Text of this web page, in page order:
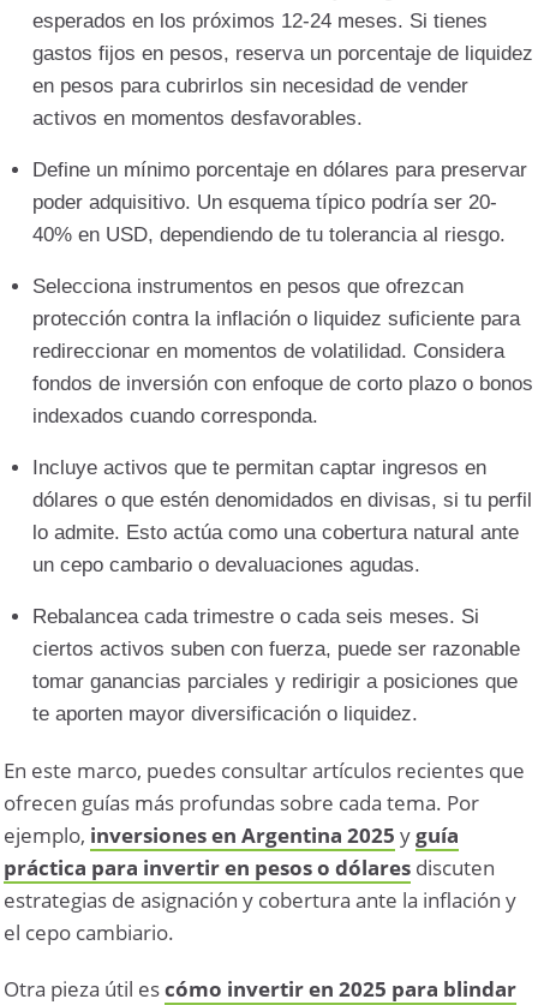
esperados en los próximos 12-24 meses. Si tienes
gastos fijos en pesos, reserva un porcentaje de liquidez
en pesos para cubrirlos sin necesidad de vender
activos en momentos desfavorables.
Define un mínimo porcentaje en dólares para preservar
poder adquisitivo. Un esquema típico podría ser 20-
40% en USD, dependiendo de tu tolerancia al riesgo.
Selecciona instrumentos en pesos que ofrezcan
protección contra la inflación o liquidez suficiente para
redireccionar en momentos de volatilidad. Considera
fondos de inversión con enfoque de corto plazo o bonos
indexados cuando corresponda.
Incluye activos que te permitan captar ingresos en
dólares o que estén denomidados en divisas, si tu perfil
lo admite. Esto actúa como una cobertura natural ante
un cepo cambario o devaluaciones agudas.
Rebalancea cada trimestre o cada seis meses. Si
ciertos activos suben con fuerza, puede ser razonable
tomar ganancias parciales y redirigir a posiciones que
te aporten mayor diversificación o liquidez.
En este marco, puedes consultar artículos recientes que
ofrecen guías más profundas sobre cada tema. Por
ejemplo, inversiones en Argentina 2025 yguía
práctica para invertir en pesos o dólares discuten
estrategias de asignación y cobertura ante la inflación y
el cepo cambiario.
Otra pieza útil escómo invertir en 2025 para blindar